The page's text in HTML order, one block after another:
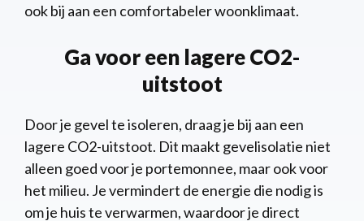
ook bij aan een comfortabeler woonklimaat.
Ga voor een lagere CO2-
uitstoot
Door je gevel te isoleren, draag je bij aan een
lagere CO2-uitstoot. Dit maakt gevelisolatie niet
alleen goed voor je portemonnee, maar ook voor
het milieu. Je vermindert de energie die nodig is
om je huis te verwarmen, waardoor je direct